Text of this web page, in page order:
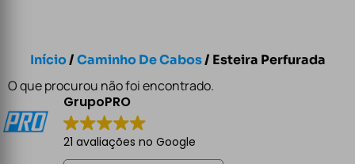
Início/Caminho De Cabos/ Esteira Perfurada
O que procurou não foi encontrado.
GrupoPRO
21 avaliações no Google